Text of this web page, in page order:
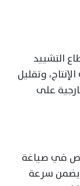
التشييد
وتقليل
على
في صياغة
يضمن سرعة